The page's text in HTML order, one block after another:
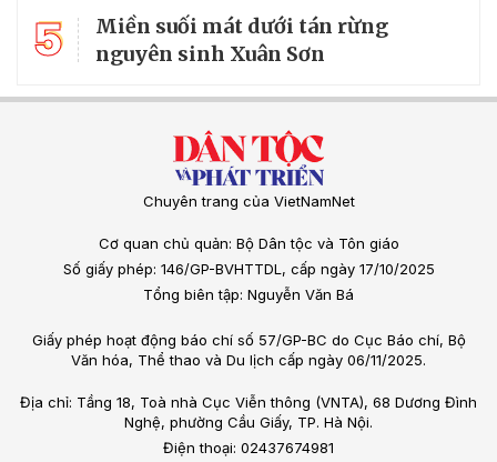
5
Miền suối mát dưới tán rừng
nguyên sinh Xuân Sơn
Chuyên trang của VietNamNet
Cơ quan chủ quản: Bộ Dân tộc và Tôn giáo
Số giấy phép: 146/GP-BVHTTDL, cấp ngày 17/10/2025
Tổng biên tập: Nguyễn Văn Bá
Giấy phép hoạt động báo chí số 57/GP-BC do Cục Báo chí, Bộ
Văn hóa, Thể thao và Du lịch cấp ngày 06/11/2025.
Địa chỉ: Tầng 18, Toà nhà Cục Viễn thông (VNTA), 68 Dương Đình
Nghệ, phường Cầu Giấy, TP. Hà Nội.
Điện thoại: 02437674981